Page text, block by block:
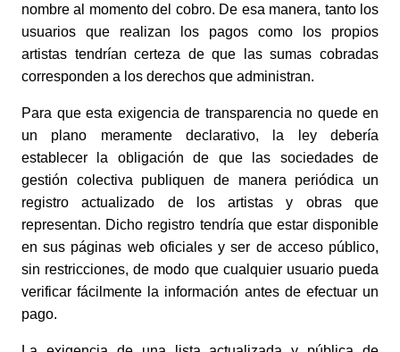
nombre al momento del cobro. De esa manera, tanto los
usuarios que realizan los pagos como los propios
artistas tendrían certeza de que las sumas cobradas
corresponden a los derechos que administran.
Para que esta exigencia de transparencia no quede en
un plano meramente declarativo, la ley debería
establecer la obligación de que las sociedades de
gestión colectiva publiquen de manera periódica un
registro actualizado de los artistas y obras que
representan. Dicho registro tendría que estar disponible
en sus páginas web oficiales y ser de acceso público,
sin restricciones, de modo que cualquier usuario pueda
verificar fácilmente la información antes de efectuar un
pago.